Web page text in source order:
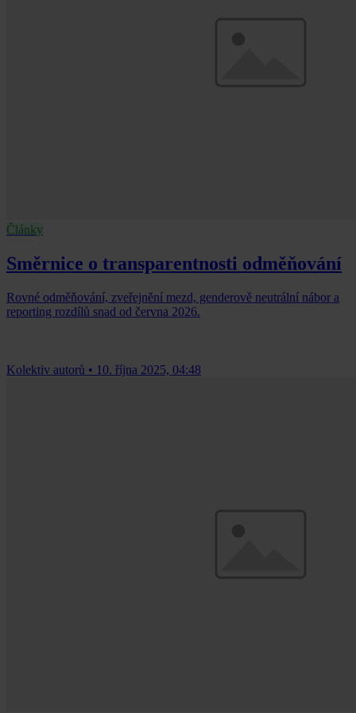
Články
Směrnice o transparentnosti odměňování
Rovné odměňování, zveřejnění mezd, genderově neutrální nábor a
reporting rozdílů snad od června 2026.
Kolektiv autorů • 10. října 2025, 04:48